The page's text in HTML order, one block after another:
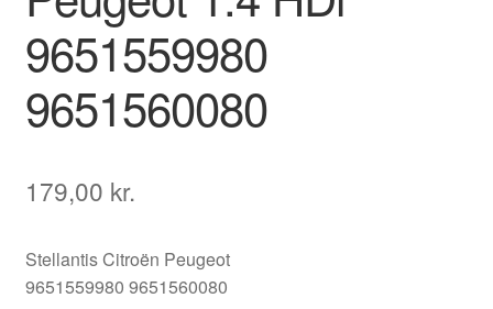
9651559980
9651560080
179,00 kr.
Stellantis Citroën Peugeot
9651559980 9651560080